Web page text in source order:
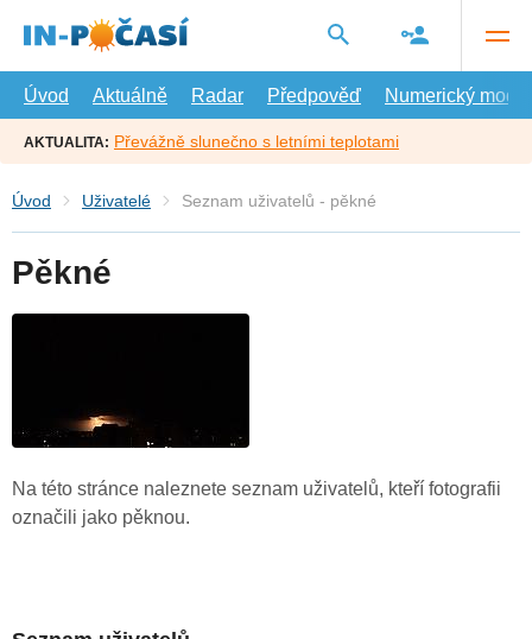
hlavní
Úvod
Aktuálně Radar Předpověď Numerický model
AKTUALITA: Převážně slunečno s letními teplotami
Úvod Uživatelé Seznam uživatelů - pěkné
Pěkné
Na této stránce naleznete seznam uživatelů, kteří fotografii
označili jako pěknou.